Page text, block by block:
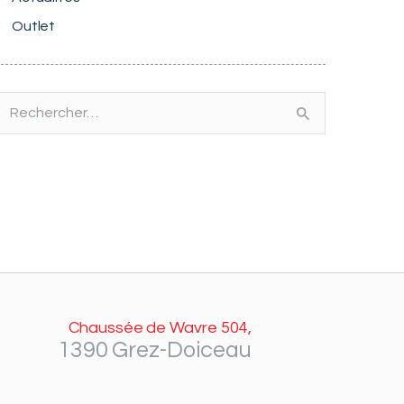
Outlet
Chaussée de Wavre 504,
1390 Grez-Doiceau